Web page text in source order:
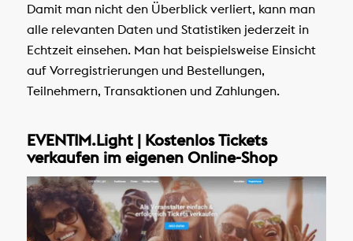
Damit man nicht den Überblick verliert, kann man
alle relevanten Daten und Statistiken jederzeit in
Echtzeit einsehen. Man hat beispielsweise Einsicht
auf Vorregistrierungen und Bestellungen,
Teilnehmern, Transaktionen und Zahlungen.
EVENTIM.Light | Kostenlos Tickets
verkaufen im eigenen Online-Shop